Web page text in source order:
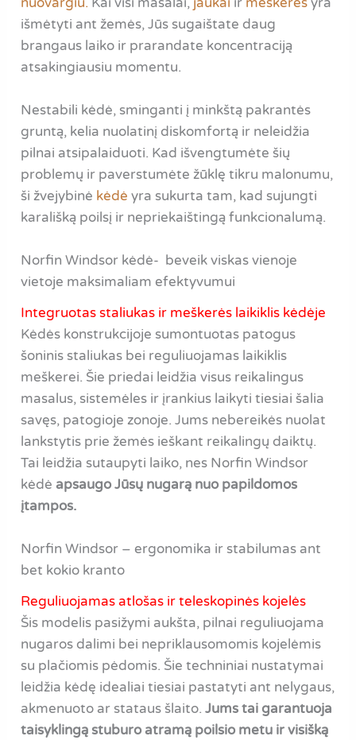
išmėtyti ant žemės, Jūs sugaištate daug
brangaus laiko ir prarandate koncentraciją
atsakingiausiu momentu.
Nestabili kėdė, sminganti į minkštą pakrantės
gruntą, kelia nuolatinį diskomfortą ir neleidžia
pilnai atsipalaiduoti. Kad išvengtumėte šių
problemų ir paverstumėte žūklę tikru malonumu,
ši žvejybinė kėdė yra sukurta tam, kad sujungti
karališką poilsį ir nepriekaištingą funkcionalumą.
Norfin Windsor kėdė- beveik viskas vienoje
vietoje maksimaliam efektyvumui
Integruotas staliukas ir meškerės laikiklis kėdėje
Kėdės konstrukcijoje sumontuotas patogus
šoninis staliukas bei reguliuojamas laikiklis
meškerei. Šie priedai leidžia visus reikalingus
masalus, sistemėles ir įrankius laikyti tiesiai šalia
savęs, patogioje zonoje. Jums nebereikės nuolat
lankstytis prie žemės ieškant reikalingų daiktų.
Tai leidžia sutaupyti laiko, nes Norfin Windsor
kėdė apsaugo Jūsų nugarą nuo papildomos
įtampos.
Norfin Windsor – ergonomika ir stabilumas ant
bet kokio kranto
Reguliuojamas atlošas ir teleskopinės kojelės
Šis modelis pasižymi aukšta, pilnai reguliuojama
nugaros dalimi bei nepriklausomomis kojelėmis
su plačiomis pėdomis. Šie techniniai nustatymai
leidžia kėdę idealiai tiesiai pastatyti ant nelygaus,
akmenuoto ar stataus šlaito.Jums tai garantuoja
taisyklingą stuburo atramą poilsio metu ir visišką